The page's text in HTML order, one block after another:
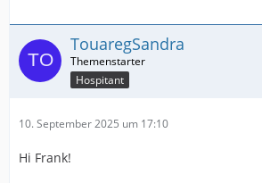
TouaregSandra
Hospitant
10. September 2025 um 17:10
Hi Frank!